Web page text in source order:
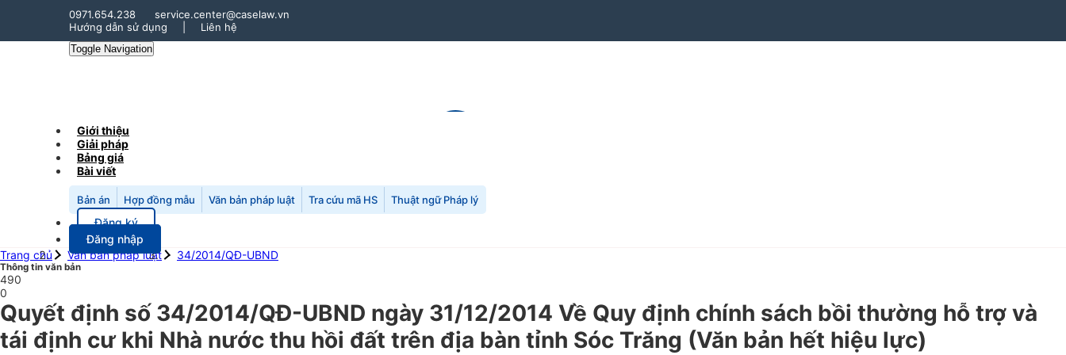
0971.654.238
service.center@caselaw.vn
Hướng dẫn sử dụng
Liên hệ
Toggle Navigation
Giới thiệu
Giải pháp
Bảng giá
Bài viết
Bản án Hợp đồng mẫu Văn bản pháp luật Tra cứu mã HS Thuật ngữ Pháp lý
Đăng ký
Đăng nhập
Trang chủ
Văn bản pháp luật 34/2014/QĐ-UBND
Thông tin văn bản
490
0
Quyết định số 34/2014/QĐ-UBND ngày 31/12/2014 Về Quy định chính sách bồi thường hỗ trợ và
tái định cư khi Nhà nước thu hồi đất trên địa bàn tỉnh Sóc Trăng (Văn bản hết hiệu lực)